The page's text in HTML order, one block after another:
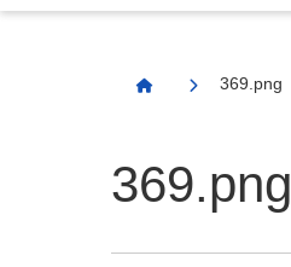
Página Inicial
369.png
369.png